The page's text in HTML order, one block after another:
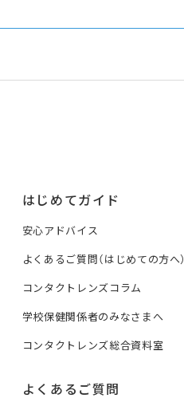
はじめてガイド
安心アドバイス
よくあるご質問（はじめての方へ）
コンタクトレンズコラム
学校保健関係者のみなさまへ
コンタクトレンズ総合資料室
よくあるご質問